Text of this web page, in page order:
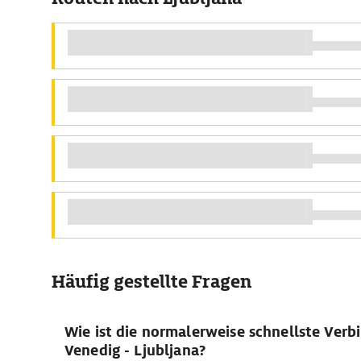
Häufig gestellte Fragen
Wie ist die normalerweise schnellste
Venedig - Ljubljana?